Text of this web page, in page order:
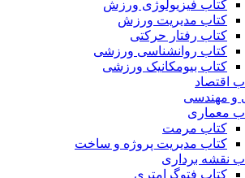
کتاب فیزیولوژی ورزش
کتاب مدیریت ورزش
کتاب رفتار حرکتی
کتاب روانشناسی ورزشی
کتاب بیومکانیک ورزشی
اقتصاد
و مهندسی
معماری
کتاب مرمت
کتاب مدیریت پروژه و ساخت
نقشه برداری
کتاب فتوگرامتری